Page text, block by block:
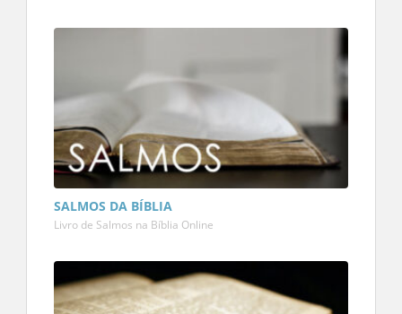
SALMOS DA BÍBLIA
Livro de Salmos na Bíblia Online